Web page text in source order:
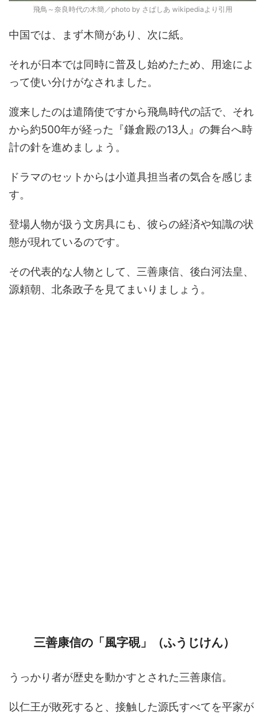
飛鳥～奈良時代の木簡／photo by さぱしあ wikipediaより引用
中国では、まず木簡があり、次に紙。
それが日本では同時に普及し始めたため、用途によ
って使い分けがなされました。
渡来したのは遣隋使ですから飛鳥時代の話で、それ
から約500年が経った『鎌倉殿の13人』の舞台へ時
計の針を進めましょう。
ドラマのセットからは小道具担当者の気合を感じま
す。
登場人物が扱う文房具にも、彼らの経済や知識の状
態が現れているのです。
その代表的な人物として、三善康信、後白河法皇、
源頼朝、北条政子を見てまいりましょう。
三善康信の「風字硯」（ふうじけん）
うっかり者が歴史を動かすとされた三善康信。
以仁王が敗死すると、接触した源氏すべてを平家が